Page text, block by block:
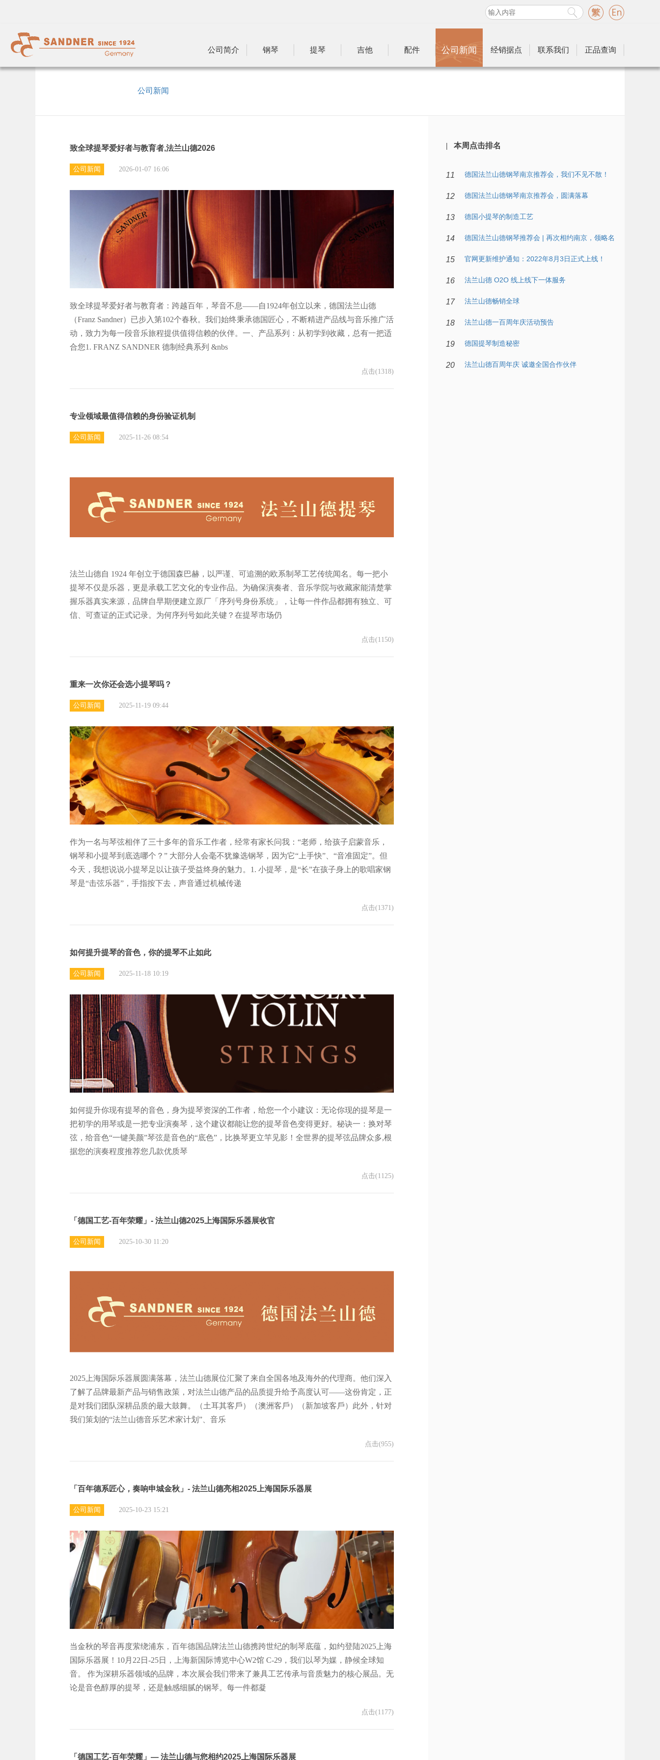
公司简介 钢琴 提琴 吉他 配件 公司新闻 经销据点 联系我们 正品查询
公司新闻
| 本周点击排名
11 德国法兰山德钢琴南京推荐会，我们不见不散！
12 德国法兰山德钢琴南京推荐会，圆满落幕
13 德国小提琴的制造工艺
14 德国法兰山德钢琴推荐会 | 再次相约南京，领略名
品钢琴的魅力
15 官网更新维护通知：2022年8月3日正式上线！
16 法兰山德 O2O 线上线下一体服务
17 法兰山德畅销全球
18 法兰山德一百周年庆活动预告
19 德国提琴制造秘密
20 法兰山德百周年庆 诚邀全国合作伙伴
致全球提琴爱好者与教育者,法兰山德2026
公司新闻 2026-01-07 16:06
致全球提琴爱好者与教育者：跨越百年，琴音不息——自1924年创立以来，德国法兰山德
（Franz Sandner）已步入第102个春秋。我们始终秉承德国匠心，不断精进产品线与音乐推广活
动，致力为每一段音乐旅程提供值得信赖的伙伴。一、产品系列：从初学到收藏，总有一把适
合您1. FRANZ SANDNER 德制经典系列 &nbs
点击(1318)
专业领域最值得信赖的身份验证机制
公司新闻 2025-11-26 08:54
法兰山德自 1924 年创立于德国森巴赫，以严谨、可追溯的欧系制琴工艺传统闻名。每一把小
提琴不仅是乐器，更是承载工艺文化的专业作品。为确保演奏者、音乐学院与收藏家能清楚掌
握乐器真实来源，品牌自早期便建立原厂「序列号身份系统」，让每一件作品都拥有独立、可
信、可查证的正式记录。为何序列号如此关键？在提琴市场仍
点击(1150)
重来一次你还会选小提琴吗？
公司新闻 2025-11-19 09:44
作为一名与琴弦相伴了三十多年的音乐工作者，经常有家长问我：“老师，给孩子启蒙音乐，
钢琴和小提琴到底选哪个？” 大部分人会毫不犹豫选钢琴，因为它“上手快”、“音准固定”。但
今天，我想说说小提琴足以让孩子受益终身的魅力。1. 小提琴，是“长”在孩子身上的歌唱家钢
琴是“击弦乐器”，手指按下去，声音通过机械传递
点击(1371)
如何提升提琴的音色，你的提琴不止如此
公司新闻 2025-11-18 10:19
如何提升你现有提琴的音色，身为提琴资深的工作者，给您一个小建议：无论你现的提琴是一
把初学的用琴或是一把专业演奏琴，这个建议都能让您的提琴音色变得更好。秘诀一：换对琴
弦，给音色“一键美颜”琴弦是音色的“底色”，比换琴更立竿见影！全世界的提琴弦品牌众多,根
据您的演奏程度推荐您几款优质琴
点击(1125)
「德国工艺-百年荣耀」- 法兰山德2025上海国际乐器展收官
公司新闻 2025-10-30 11:20
2025上海国际乐器展圆满落幕，法兰山德展位汇聚了来自全国各地及海外的代理商。他们深入
了解了品牌最新产品与销售政策，对法兰山德产品的品质提升给予高度认可——这份肯定，正
是对我们团队深耕品质的最大鼓舞。（土耳其客戶）（澳洲客戶）（新加坡客戶）此外，针对
我们策划的“法兰山德音乐艺术家计划”、音乐
点击(955)
「百年德系匠心，奏响申城金秋」- 法兰山德亮相2025上海国际乐器展
公司新闻 2025-10-23 15:21
当金秋的琴音再度萦绕浦东，百年德国品牌法兰山德携跨世纪的制琴底蕴，如约登陆2025上海
国际乐器展！10月22日-25日，上海新国际博览中心W2馆 C-29，我们以琴为媒，静候全球知
音。 作为深耕乐器领域的品牌，本次展会我们带来了兼具工艺传承与音质魅力的核心展品。无
论是音色醇厚的提琴，还是触感细腻的钢琴。每一件都凝
点击(1177)
「德国工艺-百年荣耀」— 法兰山德与您相约2025上海国际乐器展